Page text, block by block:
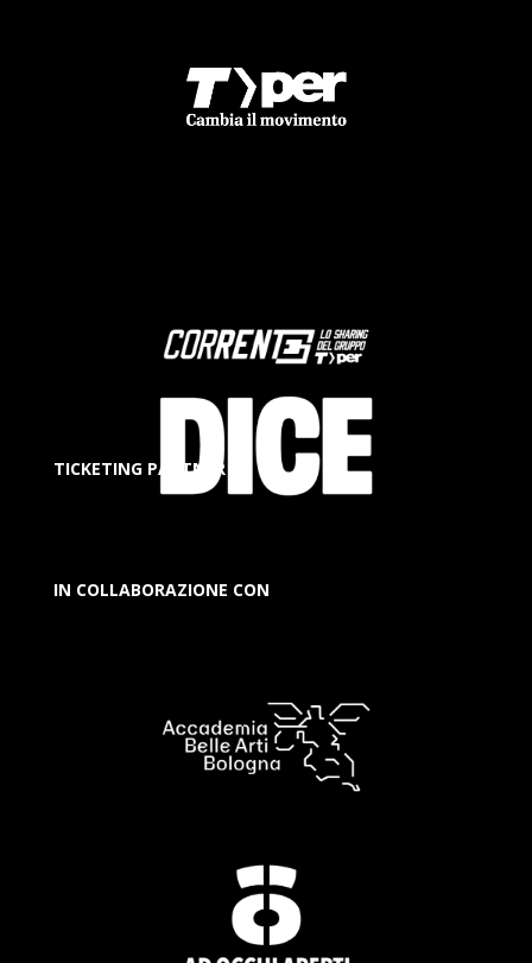
TICKETING PARTNER
IN COLLABORAZIONE CON